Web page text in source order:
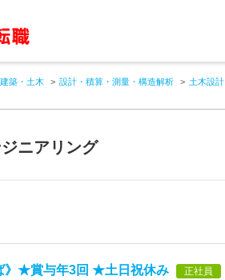
建築・土木 設計・積算・測量・構造解析 土木設計
ニアリング
》★賞与年3回 ★土日祝休み 正社員